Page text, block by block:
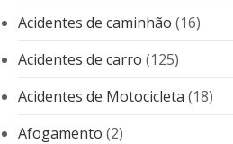
Acidentes de caminhão (16)
Acidentes de carro (125)
Acidentes de Motocicleta (18)
Afogamento (2)